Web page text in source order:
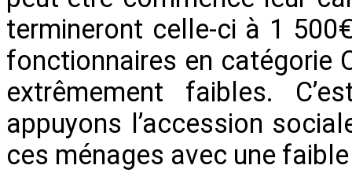
termineront celle-ci à 1
fonctionnaires en catégorie
extrêmement faibles.
appuyons l’accession
ces ménages avec une